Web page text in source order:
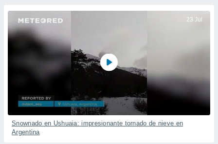
23 Jul
Snownado en Ushuaia: impresionante tornado de nieve en
Argentina